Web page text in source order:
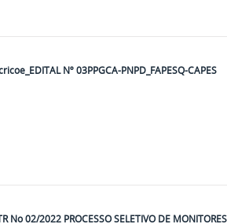
Nº 03PPGCA-PNPD_FAPESQ-CAPES
No 02/2022 PROCESSO SELETIVO DE MONITORES